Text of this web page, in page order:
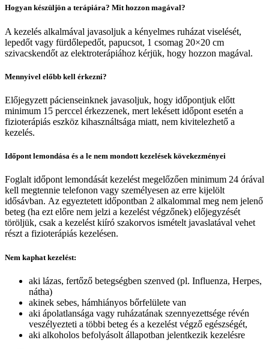
Hogyan készüljön a terápiára? Mit hozzon magával?
A kezelés alkalmával javasoljuk a kényelmes ruházat viselését,
lepedőt vagy fürdőlepedőt, papucsot, 1 csomag 20×20 cm
szivacskendőt az elektroterápiához kérjük, hogy hozzon magával.
Mennyivel előbb kell érkezni?
Előjegyzett pácienseinknek javasoljuk, hogy időpontjuk előtt
minimum 15 perccel érkezzenek, mert lekésett időpont esetén a
fizioterápiás eszköz kihasználtsága miatt, nem kivitelezhető a
kezelés.
Időpont lemondása és a le nem mondott kezelések kövekezményei
Foglalt időpont lemondását kezelést megelőzően minimum 24 órával
kell megtennie telefonon vagy személyesen az erre kijelölt
idősávban. Az egyeztetett időpontban 2 alkalommal meg nem jelenő
beteg (ha ezt előre nem jelzi a kezelést végzőnek) előjegyzését
töröljük, csak a kezelést kiíró szakorvos ismételt javaslatával vehet
részt a fizioterápiás kezelésen.
Nem kaphat kezelést:
aki lázas, fertőző betegségben szenved (pl. Influenza, Herpes,
nátha)
akinek sebes, hámhiányos bőrfelülete van
aki ápolatlansága vagy ruházatának szennyezettsége révén
veszélyezteti a többi beteg és a kezelést végző egészségét,
aki alkoholos befolyásolt állapotban jelentkezik kezelésre